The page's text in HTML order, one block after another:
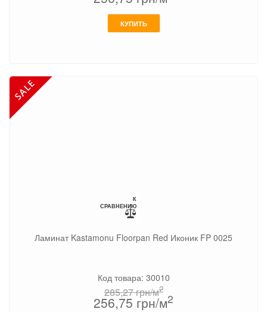
КУПИТЬ
К
СРАВНЕНИЮ
Ламинат Kastamonu Floorpan Red Иконик FP 0025
Код товара: 30010
285,27грн/м2
256,75 грн/м2